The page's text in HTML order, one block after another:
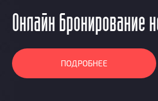
Онлайн бронирование
ПОДРОБНЕЕ